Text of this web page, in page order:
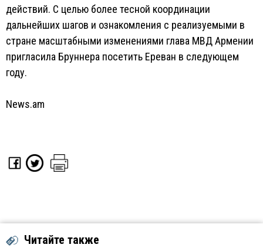
действий. С целью более тесной координации
дальнейших шагов и ознакомления с реализуемыми в
стране масштабными изменениями глава МВД Армении
пригласила Бруннера посетить Ереван в следующем
году.
News.am
Читайте также